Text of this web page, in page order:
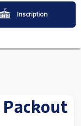
Inscription